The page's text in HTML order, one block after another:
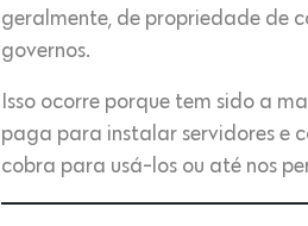
geralmente, de propriedade de
governos.
Isso ocorre porque tem sido a
paga para instalar servidores e
cobra para usá-los ou até nos